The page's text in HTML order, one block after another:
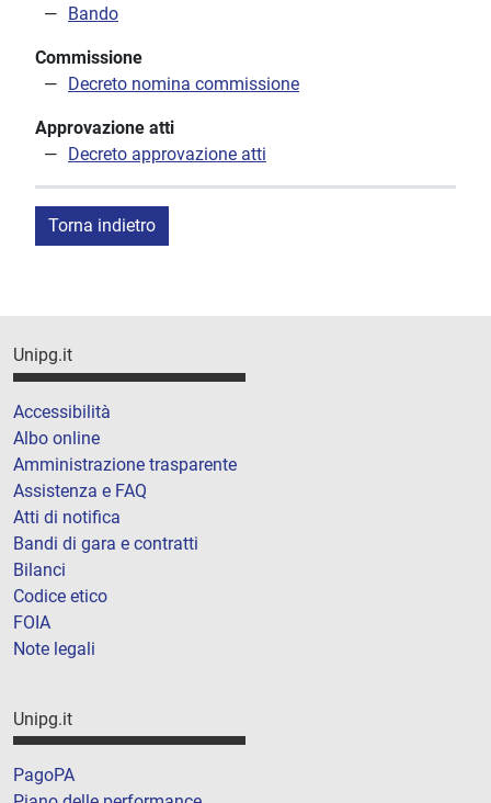
Bando
Commissione
Decreto nomina commissione
Approvazione atti
Decreto approvazione atti
Torna indietro
Unipg.it
Accessibilità
Albo online
Amministrazione trasparente
Assistenza e FAQ
Atti di notifica
Bandi di gara e contratti
Bilanci
Codice etico
FOIA
Note legali
Unipg.it
PagoPA